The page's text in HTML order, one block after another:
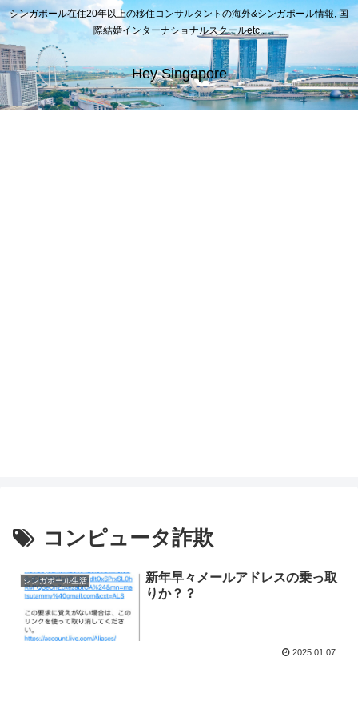
シンガポール在住20年以上の移住コンサルタントの海外&シンガポール情報, 国
際結婚インターナショナルスクールetc..
Hey Singapore
コンピュータ詐欺
シンガポール生活
新年早々メールアドレスの乗っ取
りか？？
2025.01.07